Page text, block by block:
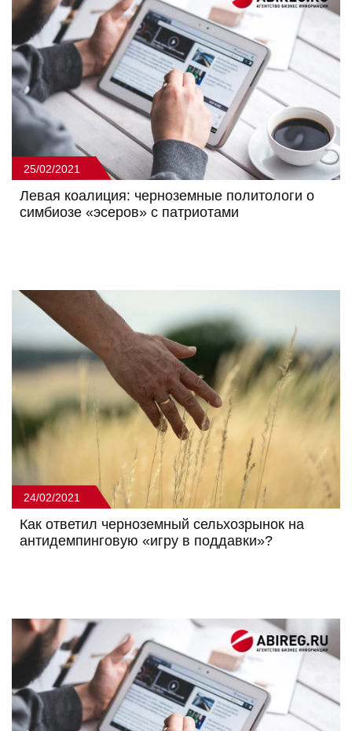
25/02/2021
Левая коалиция: черноземные политологи о
симбиозе «эсеров» с патриотами
24/02/2021
Как ответил черноземный сельхозрынок на
антидемпинговую «игру в поддавки»?